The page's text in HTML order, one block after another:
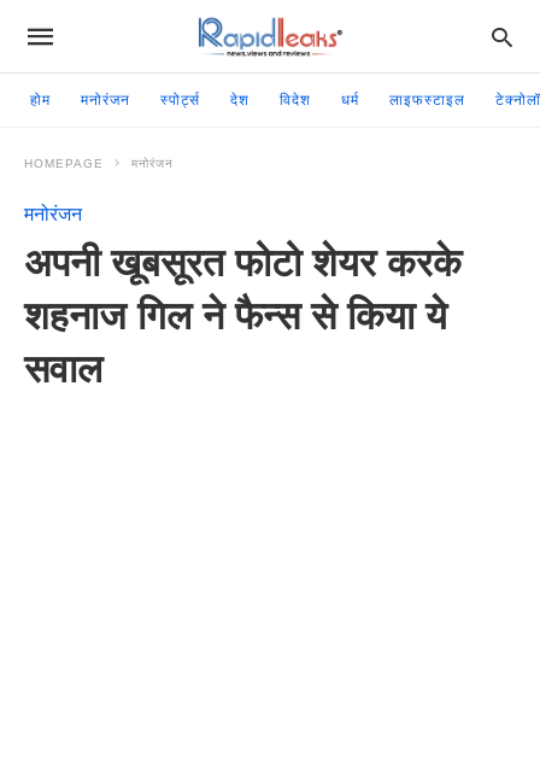
होम मनोरंजन स्पोर्ट्स देश विदेश धर्म लाइफस्टाइल
HOMEPAGE मनोरंजन
मनोरंजन
अपनी खूबसूरत फोटो शेयर करके
शहनाज गिल ने फैन्स से किया ये
सवाल